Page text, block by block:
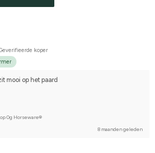
koper
mooi op het paard
0g Horseware®
8 maanden geleden